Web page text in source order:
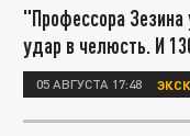
"Профессора
удар в челюсть. И
05 АВГУСТА 17:48